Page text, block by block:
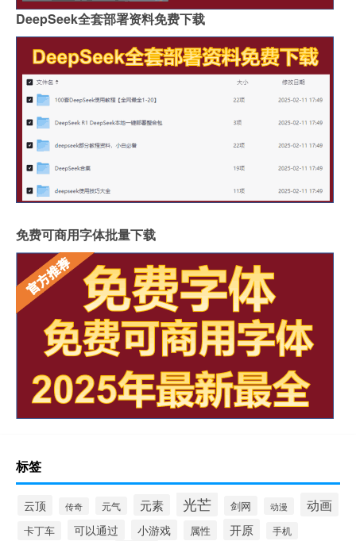
DeepSeek全套部署资料免费下载
免费可商用字体批量下载
标签
云顶 传奇 元气 元素 光芒 剑网 动漫 动画
卡丁车 可以通过 小游戏 属性 开原 手机